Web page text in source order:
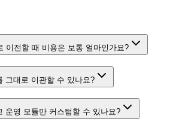
이전할 때 비용은 보통 얼마인가요?
그대로 이관할 수 있나요?
운영 모듈만 커스텀할 수 있나요?